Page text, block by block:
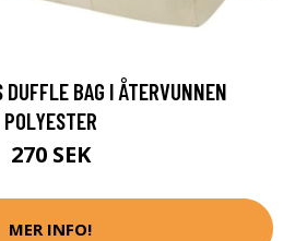
BAG I ÅTERVUNNEN
POLYESTER
270 SEK
MER INFO!